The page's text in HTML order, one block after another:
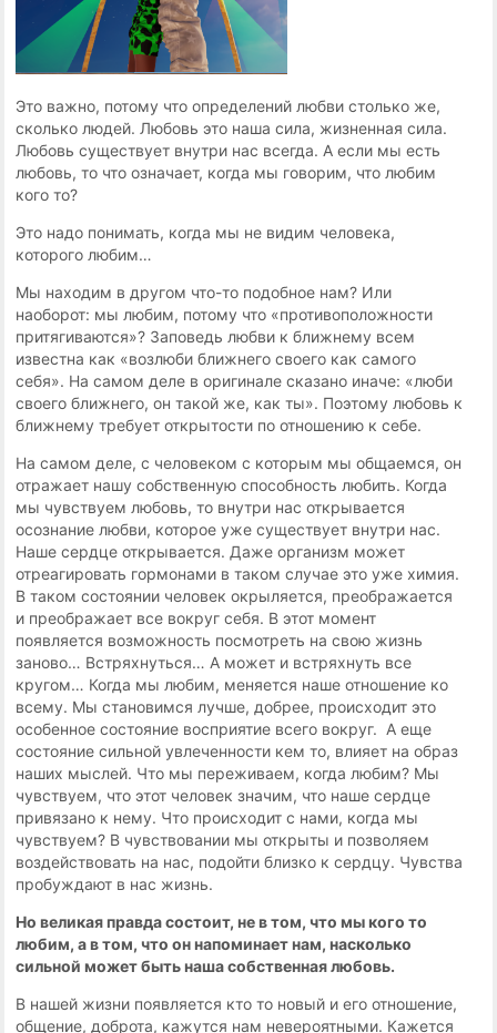
Это важно, потому что определений любви столько же,
сколько людей. Любовь это наша сила, жизненная сила.
Любовь существует внутри нас всегда. А если мы есть
любовь, то что означает, когда мы говорим, что любим
кого то?
Это надо понимать, когда мы не видим человека,
которого любим…
Мы находим в другом что-то подобное нам? Или
наоборот: мы любим, потому что «противоположности
притягиваются»? Заповедь любви к ближнему всем
известна как «возлюби ближнего своего как самого
себя». На самом деле в оригинале сказано иначе: «люби
своего ближнего, он такой же, как ты». Поэтому любовь к
ближнему требует открытости по отношению к себе.
На самом деле, с человеком с которым мы общаемся, он
отражает нашу собственную способность любить. Когда
мы чувствуем любовь, то внутри нас открывается
осознание любви, которое уже существует внутри нас.
Наше сердце открывается. Даже организм может
отреагировать гормонами в таком случае это уже химия.
В таком состоянии человек окрыляется, преображается
и преображает все вокруг себя. В этот момент
появляется возможность посмотреть на свою жизнь
заново… Встряхнуться… А может и встряхнуть все
кругом… Когда мы любим, меняется наше отношение ко
всему. Мы становимся лучше, добрее, происходит это
особенное состояние восприятие всего вокруг. А еще
состояние сильной увлеченности кем то, влияет на образ
наших мыслей. Что мы переживаем, когда любим? Мы
чувствуем, что этот человек значим, что наше сердце
привязано к нему. Что происходит с нами, когда мы
чувствуем? В чувствовании мы открыты и позволяем
воздействовать на нас, подойти близко к сердцу. Чувства
пробуждают в нас жизнь.
Но великая правда состоит, не в том, что мы кого то
любим, а в том, что он напоминает нам, насколько
сильной может быть наша собственная любовь.
В нашей жизни появляется кто то новый и его отношение,
общение, доброта, кажутся нам невероятными. Кажется